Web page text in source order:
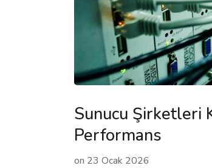
Sunucu Şirketleri
Performans
on 23 Ocak 2026